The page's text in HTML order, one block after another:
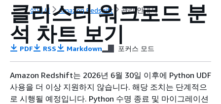
설명서 Amazon Redshift 관리 안내서
클러스터 워크로드 분
석 차트 보기
PDF RSS Markdown 포커스 모드
Amazon Redshift는 2026년 6월 30일 이후에 Python UDF
사용을 더 이상 지원하지 않습니다. 해당 조치는 단계적으
로 시행될 예정입니다. Python 수명 종료 및 마이그레이션